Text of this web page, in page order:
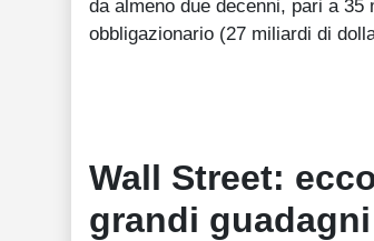
da almeno due decenni, pari a
obbligazionario (27 miliardi di
Wall Street:
grandi